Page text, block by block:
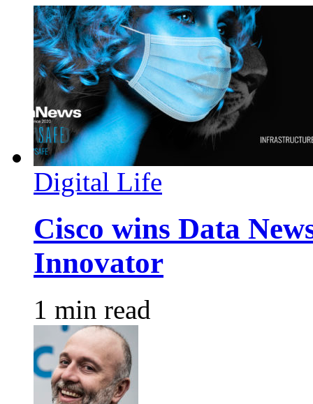
Digital Life
Cisco wins Data
Innovator
1 min read